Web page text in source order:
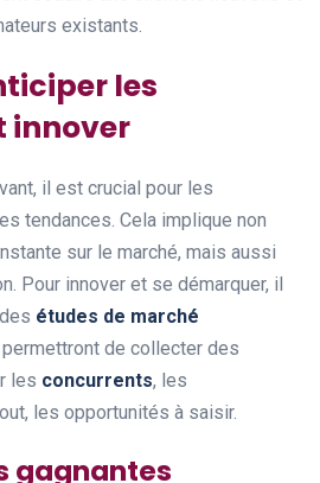
existants.
les
innover
il est crucial pour les
tendances. Cela implique non
sur le marché, mais aussi
Pour innover et se démarquer, il
études de marché
de collecter des
les concurrents, les
les opportunités à saisir.
gagnantes